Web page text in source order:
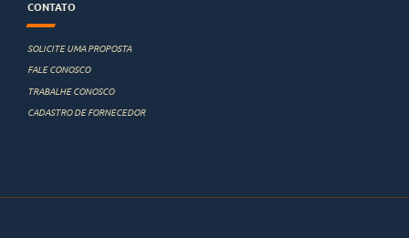
CONTATO
SOLICITE UMA PROPOSTA
FALE CONOSCO
TRABALHE CONOSCO
CADASTRO DE FORNECEDOR